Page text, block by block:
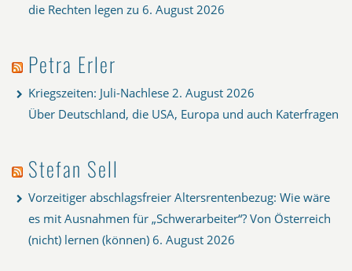
die Rechten legen zu 6. August 2026
Petra Erler
Kriegszeiten: Juli-Nachlese 2. August 2026
Über Deutschland, die USA, Europa und auch Katerfragen
Stefan Sell
Vorzeitiger abschlagsfreier Altersrentenbezug: Wie wäre
es mit Ausnahmen für „Schwerarbeiter“? Von Österreich
(nicht) lernen (können) 6. August 2026